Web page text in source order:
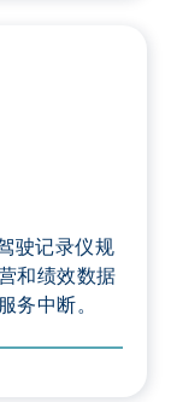
驶记录仪规
和绩效数据
务中断。